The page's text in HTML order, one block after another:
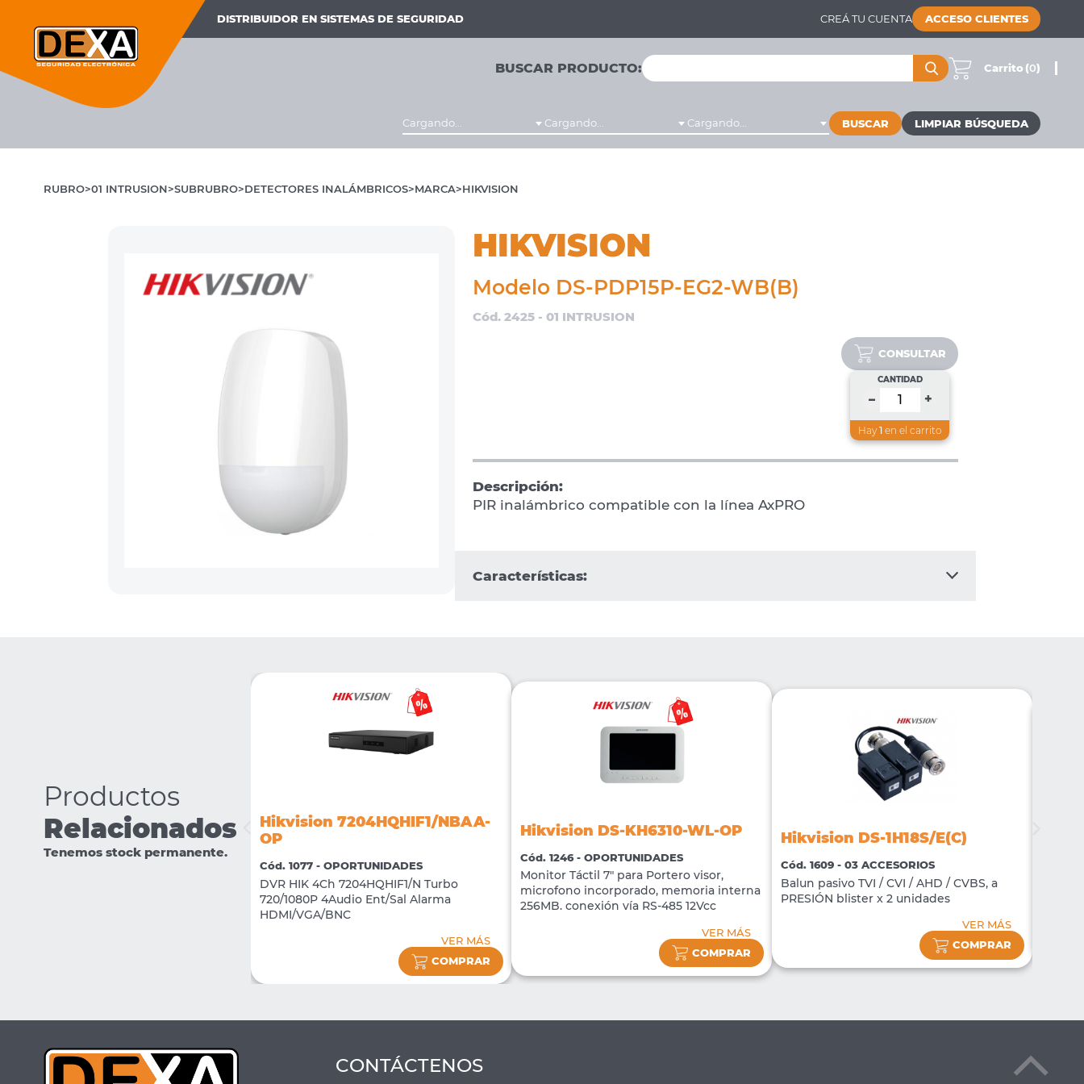
DISTRIBUIDOR EN SISTEMAS DE SEGURIDAD CREÁ TU CUENTA ACCESO CLIENTES
BUSCAR PRODUCTO: Carrito (0)
Cargando... Cargando... Cargando... BUSCAR
RUBRO 01 INTRUSION SUBRUBRO DETECTORES INALÁMBRICOS MARCA HIKVISION
HIKVISION
Modelo DS-PDP15P-EG2-WB(B)
Cód. 2425 - 01 INTRUSION
CONSULTAR
CANTIDAD
– +
Hay1 en el carrito
Descripción:
PIR inalámbrico compatible con la línea AxPRO
Características:
Productos
Relacionados
Tenemos stock permanente.
DS-2CE76D0T-EXIPF
Hikvision 7204HQHIF1/NBAA-
OP
Cód. 1077 - OPORTUNIDADES
DVR HIK 4Ch 7204HQHIF1/N Turbo
720/1080P 4Audio Ent/Sal Alarma
HDMI/VGA/BNC
VER MÁS
COMPRAR
Hikvision DS-KH6310-WL-OP
Cód. 1246 - OPORTUNIDADES
Monitor Táctil 7" para Portero visor,
microfono incorporado, memoria interna
256MB. conexión vía RS-485 12Vcc
VER MÁS
COMPRAR
Hikvision DS-1H18S/E(C)
Cód. 1609 - 03 ACCESORIOS
Balun pasivo TVI / CVI / AHD / CVBS, a
PRESIÓN blister x 2 unidades
VER MÁS
COMPRAR
CONTÁCTENOS